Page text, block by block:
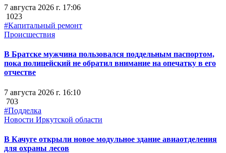
7 августа 2026 г. 17:06
1023
#Капитальный ремонт
Происшествия
В Братске мужчина пользовался поддельным паспортом,
пока полицейский не обратил внимание на опечатку в его
отчестве
7 августа 2026 г. 16:10
703
#Подделка
Новости Иркутской области
В Качуге открыли новое модульное здание авиаотделения
для охраны лесов